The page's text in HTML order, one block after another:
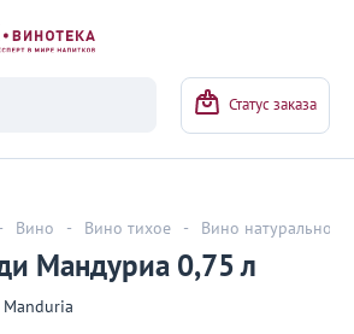
Статус заказа
- Вино - Вино тихое - Вино натуральное
Мандуриа 0,75 л